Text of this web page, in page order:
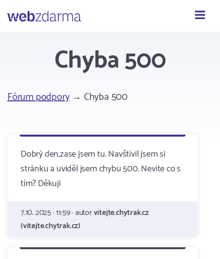
Webzdarma
Chyba 500
Fórum podpory→ Chyba 500
Dobrý den,zase jsem tu. Navštívil jsem si
stránku a uviděl jsem chybu 500. Nevíte co s
tím? Děkuji
7.10. 2025 · 11:59 · autorvitejte.chytrak.cz
(vitejte.chytrak.cz)